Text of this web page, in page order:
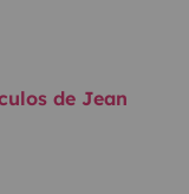
de Jean